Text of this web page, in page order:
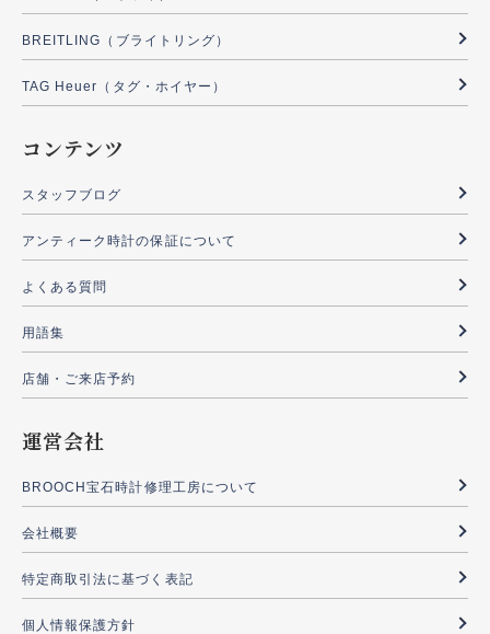
BREITLING（ブライトリング）
TAG Heuer（タグ・ホイヤー）
コンテンツ
スタッフブログ
アンティーク時計の保証について
よくある質問
用語集
店舗・ご来店予約
運営会社
BROOCH宝石時計修理工房について
会社概要
特定商取引法に基づく表記
個人情報保護方針